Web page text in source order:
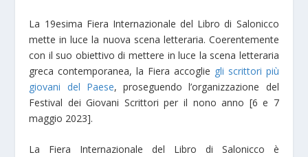
La 19esima Fiera Internazionale del Libro di Salonicco
mette in luce la nuova scena letteraria. Coerentemente
con il suo obiettivo di mettere in luce la scena letteraria
greca contemporanea, la Fiera accoglie gli scrittori più
giovani del Paese, proseguendo l’organizzazione del
Festival dei Giovani Scrittori per il nono anno [6 e 7
maggio 2023].
La Fiera Internazionale del Libro di Salonicco è